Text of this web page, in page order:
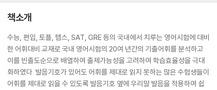
책소개
수능, 편입, 토플, 텝스, SAT, GRE 등의 국내에서 치루는 영어시험에 대비
한 어휘대비 교재로 국내 영어시험의 20여 년간의 기출어휘를 분석하고
이를 빈출도순으로 배열하여 출제가능성을 고려하여 학습효율성을 극대
화하였다. 발음기호가 있어도 어휘를 제대로 읽지 못하는 많은 수험생들이
어휘를 제대로 읽을 수 있도록 발음기호 옆에 우리말 발음을 적용하여 쉽